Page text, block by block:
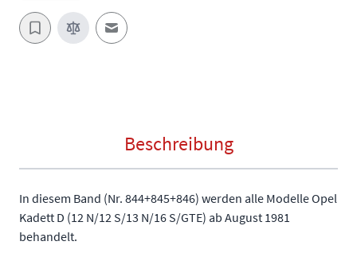
E-Mail an einen Freund
Beschreibung
In diesem Band (Nr. 844+845+846) werden alle Modelle Opel
Kadett D (12 N/12 S/13 N/16 S/GTE) ab August 1981
behandelt.